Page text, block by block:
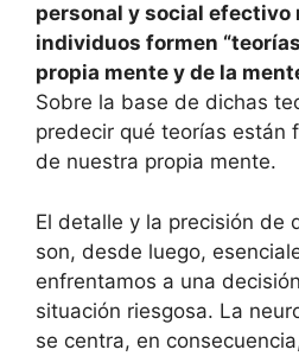
personal y social efectivo
individuos formen
propia mente y de la
Sobre la base de dichas
predecir qué teorías están
de nuestra propia mente.
El detalle y la precisión de
son, desde luego,
enfrentamos a una
situación riesgosa. La
se centra, en